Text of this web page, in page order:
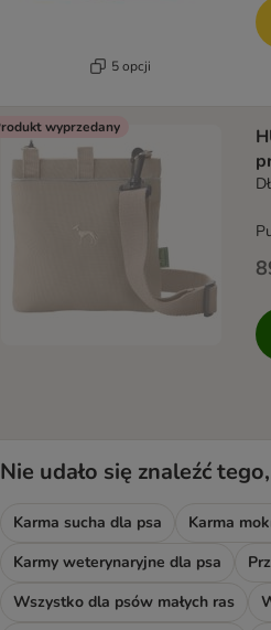
5 opcji
wyprzedany
Nie udało się znaleźć
Karma sucha dla psa
Karma
Karmy weterynaryjne dla psa
Wszystko dla psów małych ras